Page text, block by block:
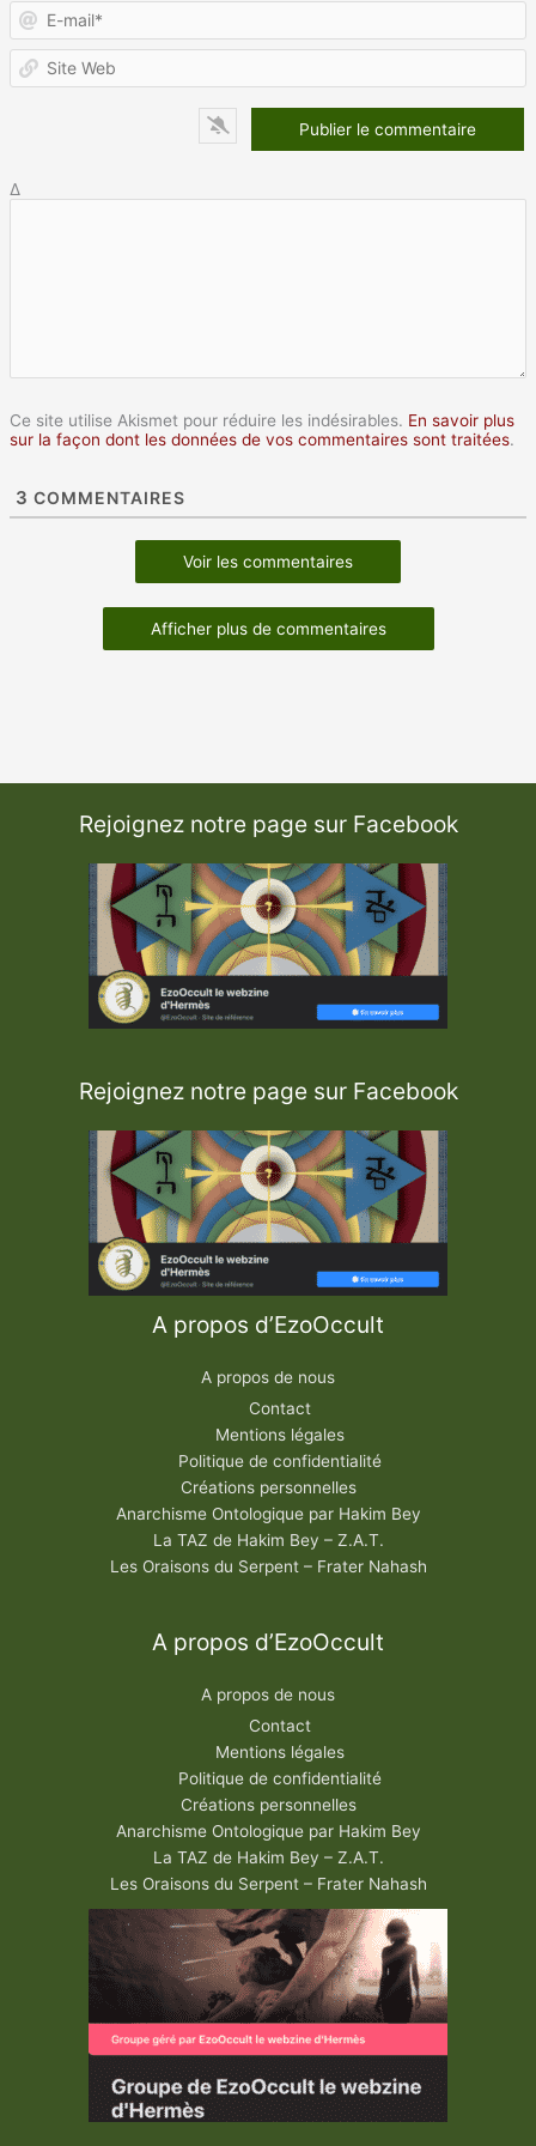
Δ
Ce site utilise Akismet pour réduire les indésirables. En savoir plus
sur la façon dont les données de vos commentaires sont traitées.
3 COMMENTAIRES
Voir les commentaires
Afficher plus de commentaires
Rejoignez notre page sur Facebook
Rejoignez notre page sur Facebook
A propos d’EzoOccult
A propos de nous
Contact
Mentions légales
Politique de confidentialité
Créations personnelles
Anarchisme Ontologique par Hakim Bey
La TAZ de Hakim Bey – Z.A.T.
Les Oraisons du Serpent – Frater Nahash
A propos d’EzoOccult
A propos de nous
Contact
Mentions légales
Politique de confidentialité
Créations personnelles
Anarchisme Ontologique par Hakim Bey
La TAZ de Hakim Bey – Z.A.T.
Les Oraisons du Serpent – Frater Nahash